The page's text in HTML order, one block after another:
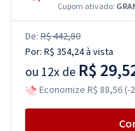
Cupom ativado:
De: R$ 442,80
Por: R$ 354,24à vista
ou 12x de R$
Economize R$ 88,56 (-